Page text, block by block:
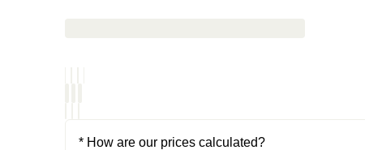
* How are our prices calculated?